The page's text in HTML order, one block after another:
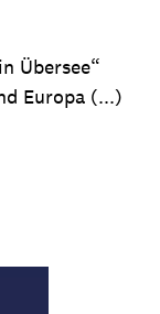
Übersee“
Europa (...)